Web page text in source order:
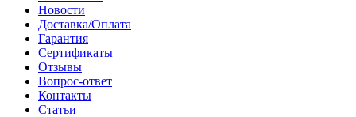
Новости
Доставка/Оплата
Гарантия
Сертификаты
Отзывы
Вопрос-ответ
Контакты
Статьи